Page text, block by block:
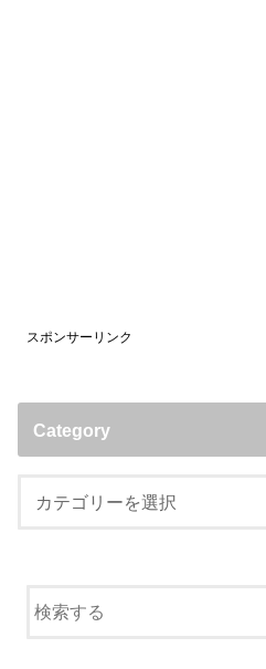
スポンサーリンク
Category